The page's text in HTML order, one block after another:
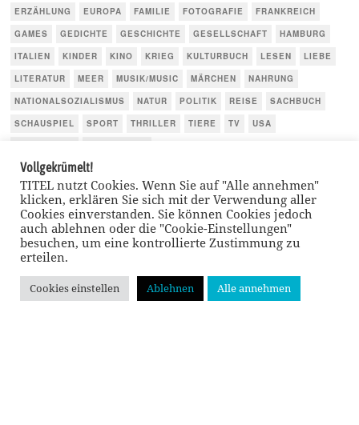
ERZÄHLUNG
EUROPA FAMILIE FOTOGRAFIE
FRANKREICH
GAMES
GEDICHTE GESCHICHTE GESELLSCHAFT
HAMBURG
ITALIEN
KINDER KINO KRIEG KULTURBUCH LESEN
LIEBE
LITERATUR
MEER MUSIK/MUSIC MÄRCHEN
NAHRUNG
NATIONALSOZIALISMUS
NATUR POLITIK REISE
SACHBUCH
SCHAUSPIEL
SPORT THRILLER TIERE TV
USA
Vollgekrümelt!
TITEL nutzt Cookies. Wenn Sie auf "Alle annehmen"
klicken, erklären Sie sich mit der Verwendung aller
Cookies einverstanden. Sie können Cookies jedoch
auch ablehnen oder die "Cookie-Einstellungen"
besuchen, um eine kontrollierte Zustimmung zu
erteilen.
Cookies einstellen Ablehnen Alle annehmen